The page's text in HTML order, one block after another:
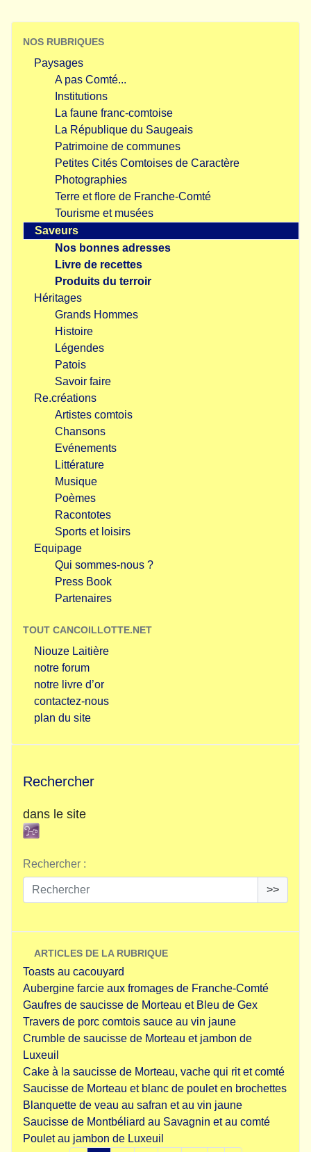
NOS RUBRIQUES
Paysages
A pas Comté...
Institutions
La faune franc-comtoise
La République du Saugeais
Patrimoine de communes
Petites Cités Comtoises de Caractère
Photographies
Terre et flore de Franche-Comté
Tourisme et musées
Saveurs
Nos bonnes adresses
Livre de recettes
Produits du terroir
Héritages
Grands Hommes
Histoire
Légendes
Patois
Savoir faire
Re.créations
Artistes comtois
Chansons
Evénements
Littérature
Musique
Poèmes
Racontotes
Sports et loisirs
Equipage
Qui sommes-nous ?
Press Book
Partenaires
TOUT CANCOILLOTTE.NET
Niouze Laitière
notre forum
notre livre d’or
contactez-nous
plan du site
Rechercher
dans le site
Rechercher :
>>
ARTICLES DE LA RUBRIQUE
Toasts au cacouyard
Aubergine farcie aux fromages de Franche-Comté
Gaufres de saucisse de Morteau et Bleu de Gex
Travers de porc comtois sauce au vin jaune
Crumble de saucisse de Morteau et jambon de
Luxeuil
Cake à la saucisse de Morteau, vache qui rit et comté
Saucisse de Morteau et blanc de poulet en brochettes
Blanquette de veau au safran et au vin jaune
Saucisse de Montbéliard au Savagnin et au comté
Poulet au jambon de Luxeuil